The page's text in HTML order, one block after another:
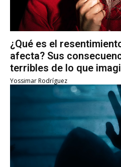
¿Qué es el
afecta? Sus
terribles de lo que
Yossimar Rodríguez